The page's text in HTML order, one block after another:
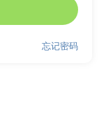
忘记密码